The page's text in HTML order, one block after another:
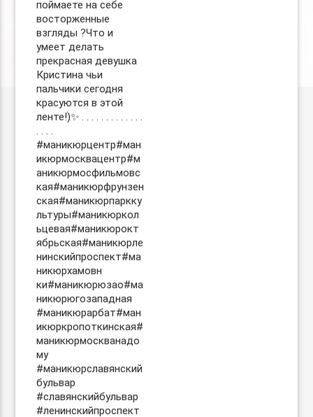
поймаете на себе
восторженные
взгляды ?Что и
умеет делать
прекрасная девушка
Кристина чьи
пальчики сегодня
красуются в этой
ленте!)✨ . . . . . . . . . . . . .
. . . .
#маникюрцентр#ман
икюрмосквацентр#м
аникюрмосфильмовс
кая#маникюрфрунзен
ская#маникюрпаркку
льтуры#маникюркол
ьцевая#маникюрокт
ябрьская#маникюрле
нинскийпроспект#ма
никюрхамовн
ки#маникюрюзао#ма
никюрюгозападная
#маникюрарбат#ман
икюркропоткинская#
маникюрмоскванадо
му
#маникюрславянский
бульвар
#славянскийбульвар
#ленинскийпроспект